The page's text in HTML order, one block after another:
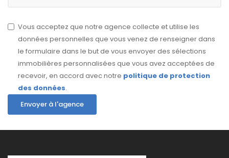
Vous acceptez que notre agence collecte et utilise les
données personnelles que vous venez de renseigner dans
le formulaire dans le but de vous envoyer des sélections
immobilières personnalisées que vous avez acceptées de
recevoir, en accord avec notre politique de protection
des données.
Envoyer à l'agence